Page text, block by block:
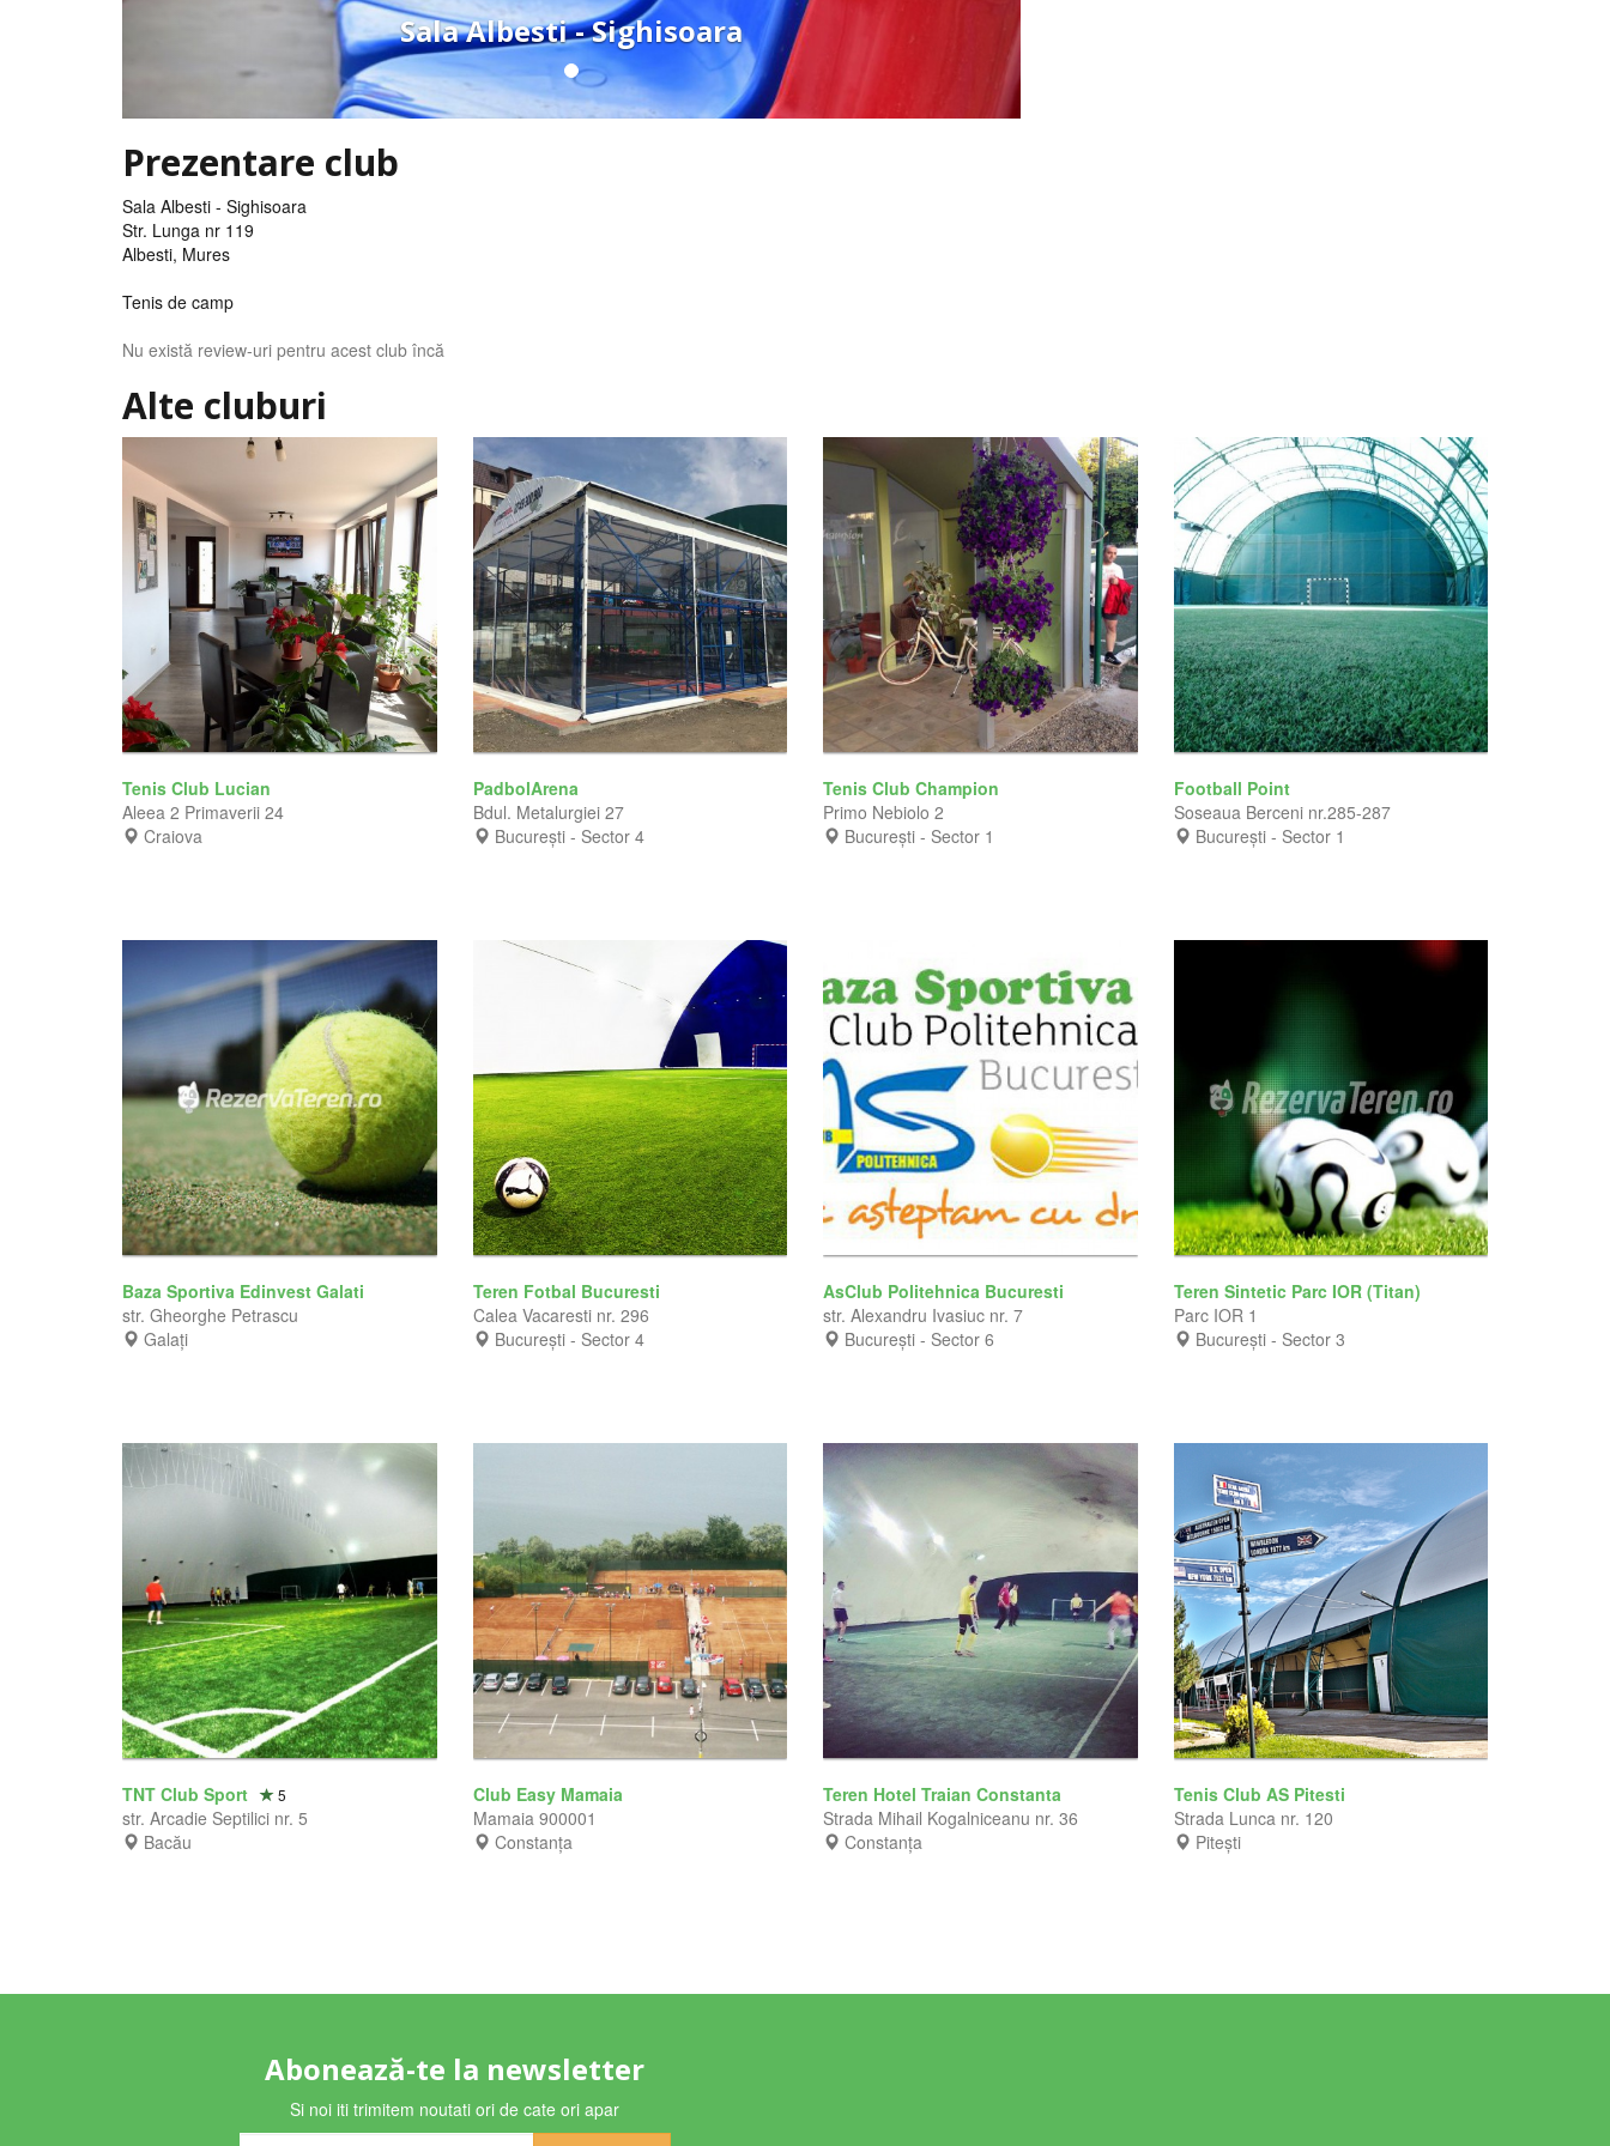
Sala Albesti - Sighisoara
Prezentare club
Sala Albesti - Sighisoara
Str. Lunga nr 119
Albesti, Mures
Tenis de camp
Nu există review-uri pentru acest club încă
Alte cluburi
Tenis Club Lucian
Aleea 2 Primaverii 24
Craiova
PadbolArena
Bdul. Metalurgiei 27
București - Sector 4
Tenis Club Champion
Primo Nebiolo 2
București - Sector 1
Football Point
Soseaua Berceni nr.285-287
București - Sector 1
Baza Sportiva Edinvest Galati
str. Gheorghe Petrascu
Galați
Teren Fotbal Bucuresti
Calea Vacaresti nr. 296
București - Sector 4
AsClub Politehnica Bucuresti
str. Alexandru Ivasiuc nr. 7
București - Sector 6
Teren Sintetic Parc IOR (Titan)
Parc IOR 1
București - Sector 3
TNT Club Sport 5
str. Arcadie Septilici nr. 5
Bacău
Club Easy Mamaia
Mamaia 900001
Constanța
Teren Hotel Traian Constanta
Strada Mihail Kogalniceanu nr. 36
Constanța
Tenis Club AS Pitesti
Strada Lunca nr. 120
Pitești
Abonează-te la newsletter
Si noi iti trimitem noutati ori de cate ori apar